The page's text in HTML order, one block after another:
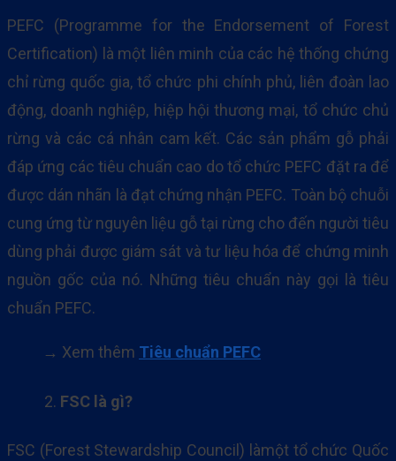
PEFC (Programme for the Endorsement of Forest
Certification) là một liên minh của các hệ thống chứng
chỉ rừng quốc gia, tổ chức phi chính phủ, liên đoàn lao
động, doanh nghiệp, hiệp hội thương mại, tổ chức chủ
rừng và các cá nhân cam kết. Các sản phẩm gỗ phải
đáp ứng các tiêu chuẩn cao do tổ chức PEFC đặt ra để
được dán nhãn là đạt chứng nhận PEFC. Toàn bộ chuỗi
cung ứng từ nguyên liệu gỗ tại rừng cho đến người tiêu
dùng phải được giám sát và tư liệu hóa để chứng minh
nguồn gốc của nó. Những tiêu chuẩn này gọi là tiêu
chuẩn PEFC.
→ Xem thêm Tiêu chuẩn PEFC
FSC là gì?
FSC (Forest Stewardship Council) làmột tổ chức Quốc